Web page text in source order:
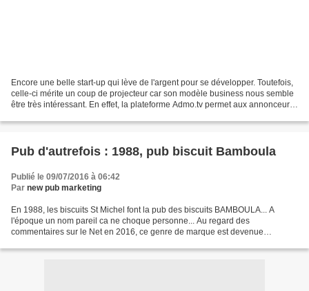
Encore une belle start-up qui lève de l'argent pour se développer. Toutefois,
celle-ci mérite un coup de projecteur car son modèle business nous semble
être très intéressant. En effet, la plateforme Admo.tv permet aux annonceurs
Pub d'autrefois : 1988, pub biscuit Bamboula
Publié le 09/07/2016 à 06:42
Par new pub marketing
En 1988, les biscuits St Michel font la pub des biscuits BAMBOULA... A
l'époque un nom pareil ca ne choque personne... Au regard des
commentaires sur le Net en 2016, ce genre de marque est devenue